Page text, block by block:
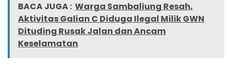
BACA JUGA : Warga Sambaliung Resah,
Aktivitas Galian C Diduga Ilegal Milik GWN
Dituding Rusak Jalan dan Ancam
Keselamatan